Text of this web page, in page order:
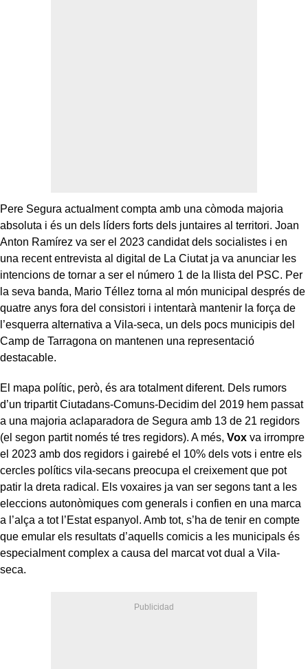
Pere Segura actualment compta amb una còmoda majoria
absoluta i és un dels líders forts dels juntaires al territori. Joan
Anton Ramírez va ser el 2023 candidat dels socialistes i en
una recent entrevista al digital de La Ciutat ja va anunciar les
intencions de tornar a ser el número 1 de la llista del PSC. Per
la seva banda, Mario Téllez torna al món municipal després de
quatre anys fora del consistori i intentarà mantenir la força de
l’esquerra alternativa a Vila-seca, un dels pocs municipis del
Camp de Tarragona on mantenen una representació
destacable.
El mapa polític, però, és ara totalment diferent. Dels rumors
d’un tripartit Ciutadans-Comuns-Decidim del 2019 hem passat
a una majoria aclaparadora de Segura amb 13 de 21 regidors
(el segon partit només té tres regidors). A més, Vox va irrompre
el 2023 amb dos regidors i gairebé el 10% dels vots i entre els
cercles polítics vila-secans preocupa el creixement que pot
patir la dreta radical. Els voxaires ja van ser segons tant a les
eleccions autonòmiques com generals i confien en una marca
a l’alça a tot l’Estat espanyol. Amb tot, s’ha de tenir en compte
que emular els resultats d’aquells comicis a les municipals és
especialment complex a causa del marcat vot dual a Vila-
seca.